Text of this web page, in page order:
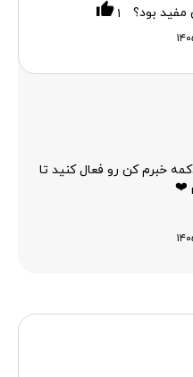
۱۵
مفید بود؟ ۱
خبرم کن رو فعال کنید تا
❤️
۱۵